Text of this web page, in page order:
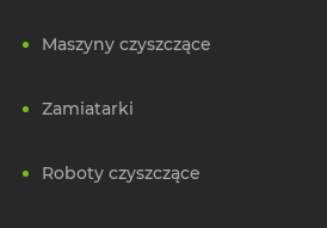
Maszyny czyszczące
Zamiatarki
Roboty czyszczące